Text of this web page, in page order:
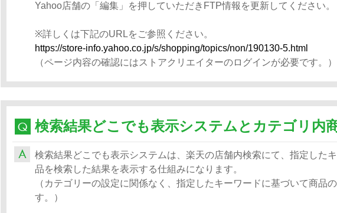
Yahoo店舗の「編集」を押していただきFTP情報を更新してください。
※詳しくは下記のURLをご参照ください。
https://store-info.yahoo.co.jp/s/shopping/topics/non/190130-5.html
（ページ内容の確認にはストアクリエイターのログインが必要です。）
検索結果どこでも表示システムは、楽天の店舗内検索にて、指定した
品を検索した結果を表示する仕組みになります。
（カテゴリーの設定に関係なく、指定したキーワードに基づいて商品
す。）